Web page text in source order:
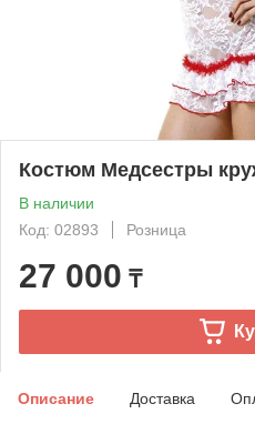
Костюм Медсестры
В наличии
Код: 02893
Розница
27 000 ₸
Описание Доставка